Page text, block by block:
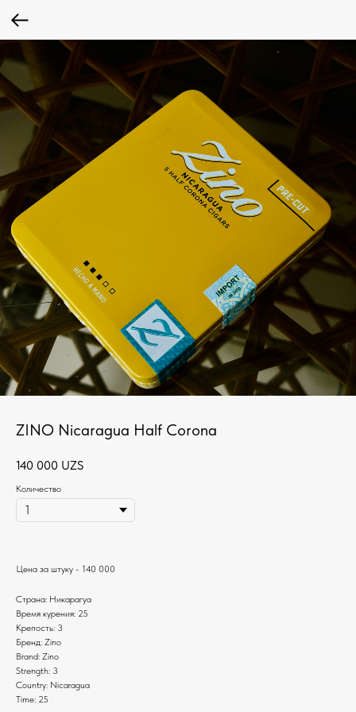
ZINO Nicaragua Half Corona
140 000 UZS
Количество
Цена за штуку - 140 000
Страна: Никарагуа
Время курения: 25
Крепость: 3
Бренд: Zino
Brand: Zino
Strength: 3
Country: Nicaragua
Time: 25